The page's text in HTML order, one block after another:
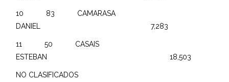
10 83 CAMARASA
DANIEL 7,283
11 50 CASAIS
ESTEBAN 18,503
NO CLASIFICADOS